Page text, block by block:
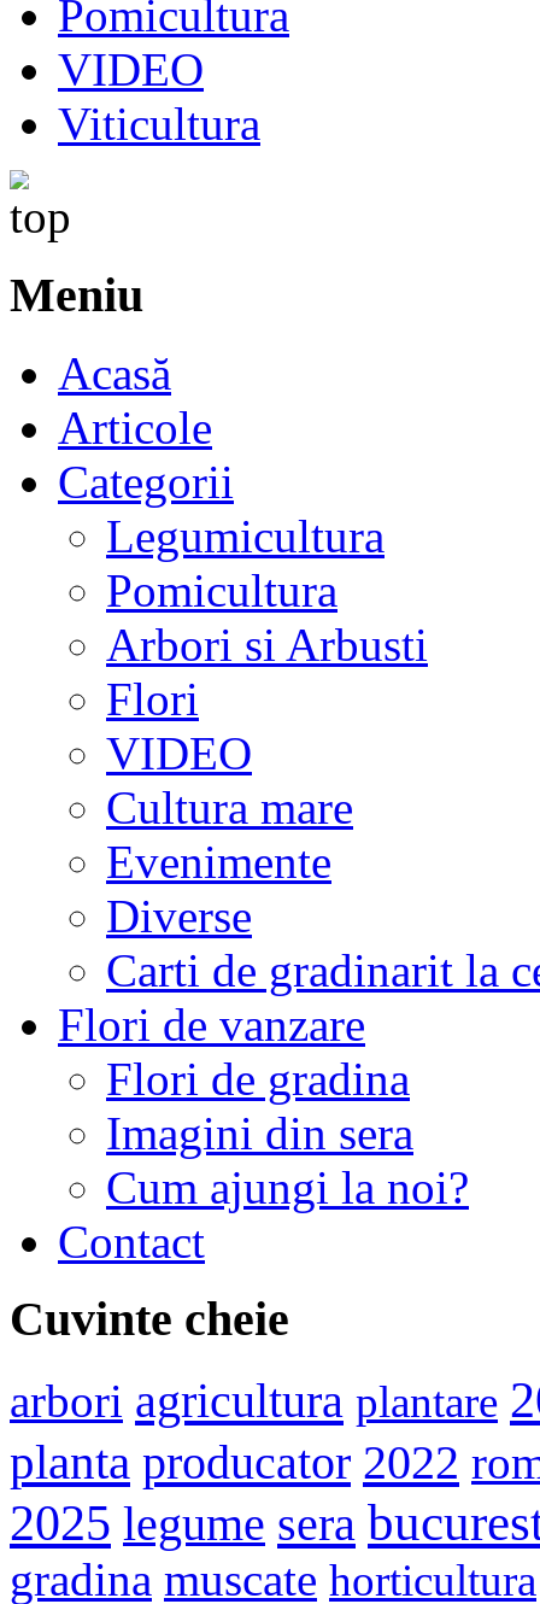
Pomicultura
VIDEO
Viticultura
Meniu
Acasă
Articole
Categorii
Legumicultura
Pomicultura
Arbori si Arbusti
Flori
VIDEO
Cultura mare
Evenimente
Diverse
Carti de gradinarit la
Flori de vanzare
Flori de gradina
Imagini din sera
Cum ajungi la noi?
Contact
Cuvinte cheie
arbori agricultura plantare
planta producator 2022
2025 legume sera
gradina muscate horticultura